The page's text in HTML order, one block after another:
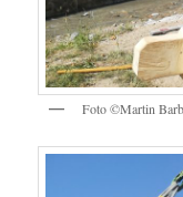
Foto ©Martin